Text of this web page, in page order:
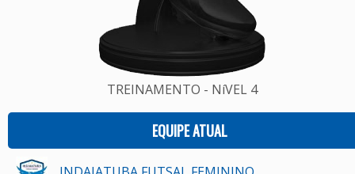
TREINAMENTO - NíVEL 4
EQUIPE ATUAL